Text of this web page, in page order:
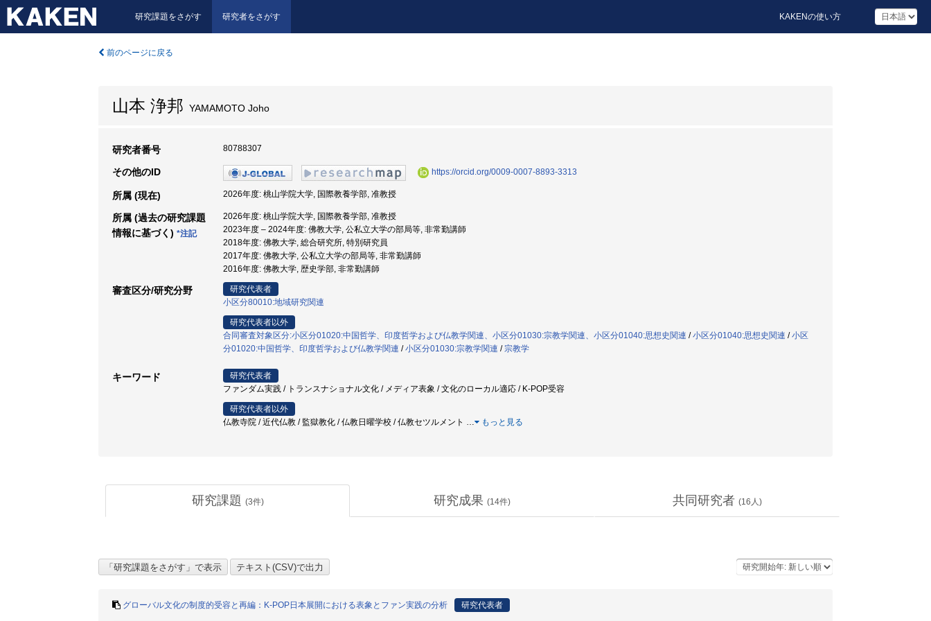
研究課題をさがす 研究者をさがす KAKENの使い方
前のページに戻る
山本 浄邦 YAMAMOTO Joho
研究者番号 80788307
その他のID https://orcid.org/0009-0007-8893-3313
所属 (現在) 2026年度: 桃山学院大学, 国際教養学部, 准教授
所属 (過去の研究課題
情報に基づく) *注記
2026年度: 桃山学院大学, 国際教養学部, 准教授
2023年度 – 2024年度: 佛教大学, 公私立大学の部局等, 非常勤講師
2018年度: 佛教大学, 総合研究所, 特別研究員
2017年度: 佛教大学, 公私立大学の部局等, 非常勤講師
2016年度: 佛教大学, 歴史学部, 非常勤講師
審査区分/研究分野
研究代表者
小区分80010:地域研究関連
研究代表者以外
合同審査対象区分:小区分01020:中国哲学、印度哲学および仏教学関連、小区分01030:宗教学関連、小区分01040:思想史関連 /小区分01040:思想史関連 /小区
分01020:中国哲学、印度哲学および仏教学関連 /小区分01030:宗教学関連 /宗教学
キーワード
研究代表者
ファンダム実践 / トランスナショナル文化 / メディア表象 / 文化のローカル適応 / K-POP受容
研究代表者以外
仏教寺院 / 近代仏教 / 監獄教化 / 仏教日曜学校 / 仏教セツルメント … もっと見る
研究課題 (3件) 研究成果 (14件) 共同研究者 (16 人)
グローバル文化の制度的受容と再編：K-POP日本展開における表象とファン実践の分析 研究代表者